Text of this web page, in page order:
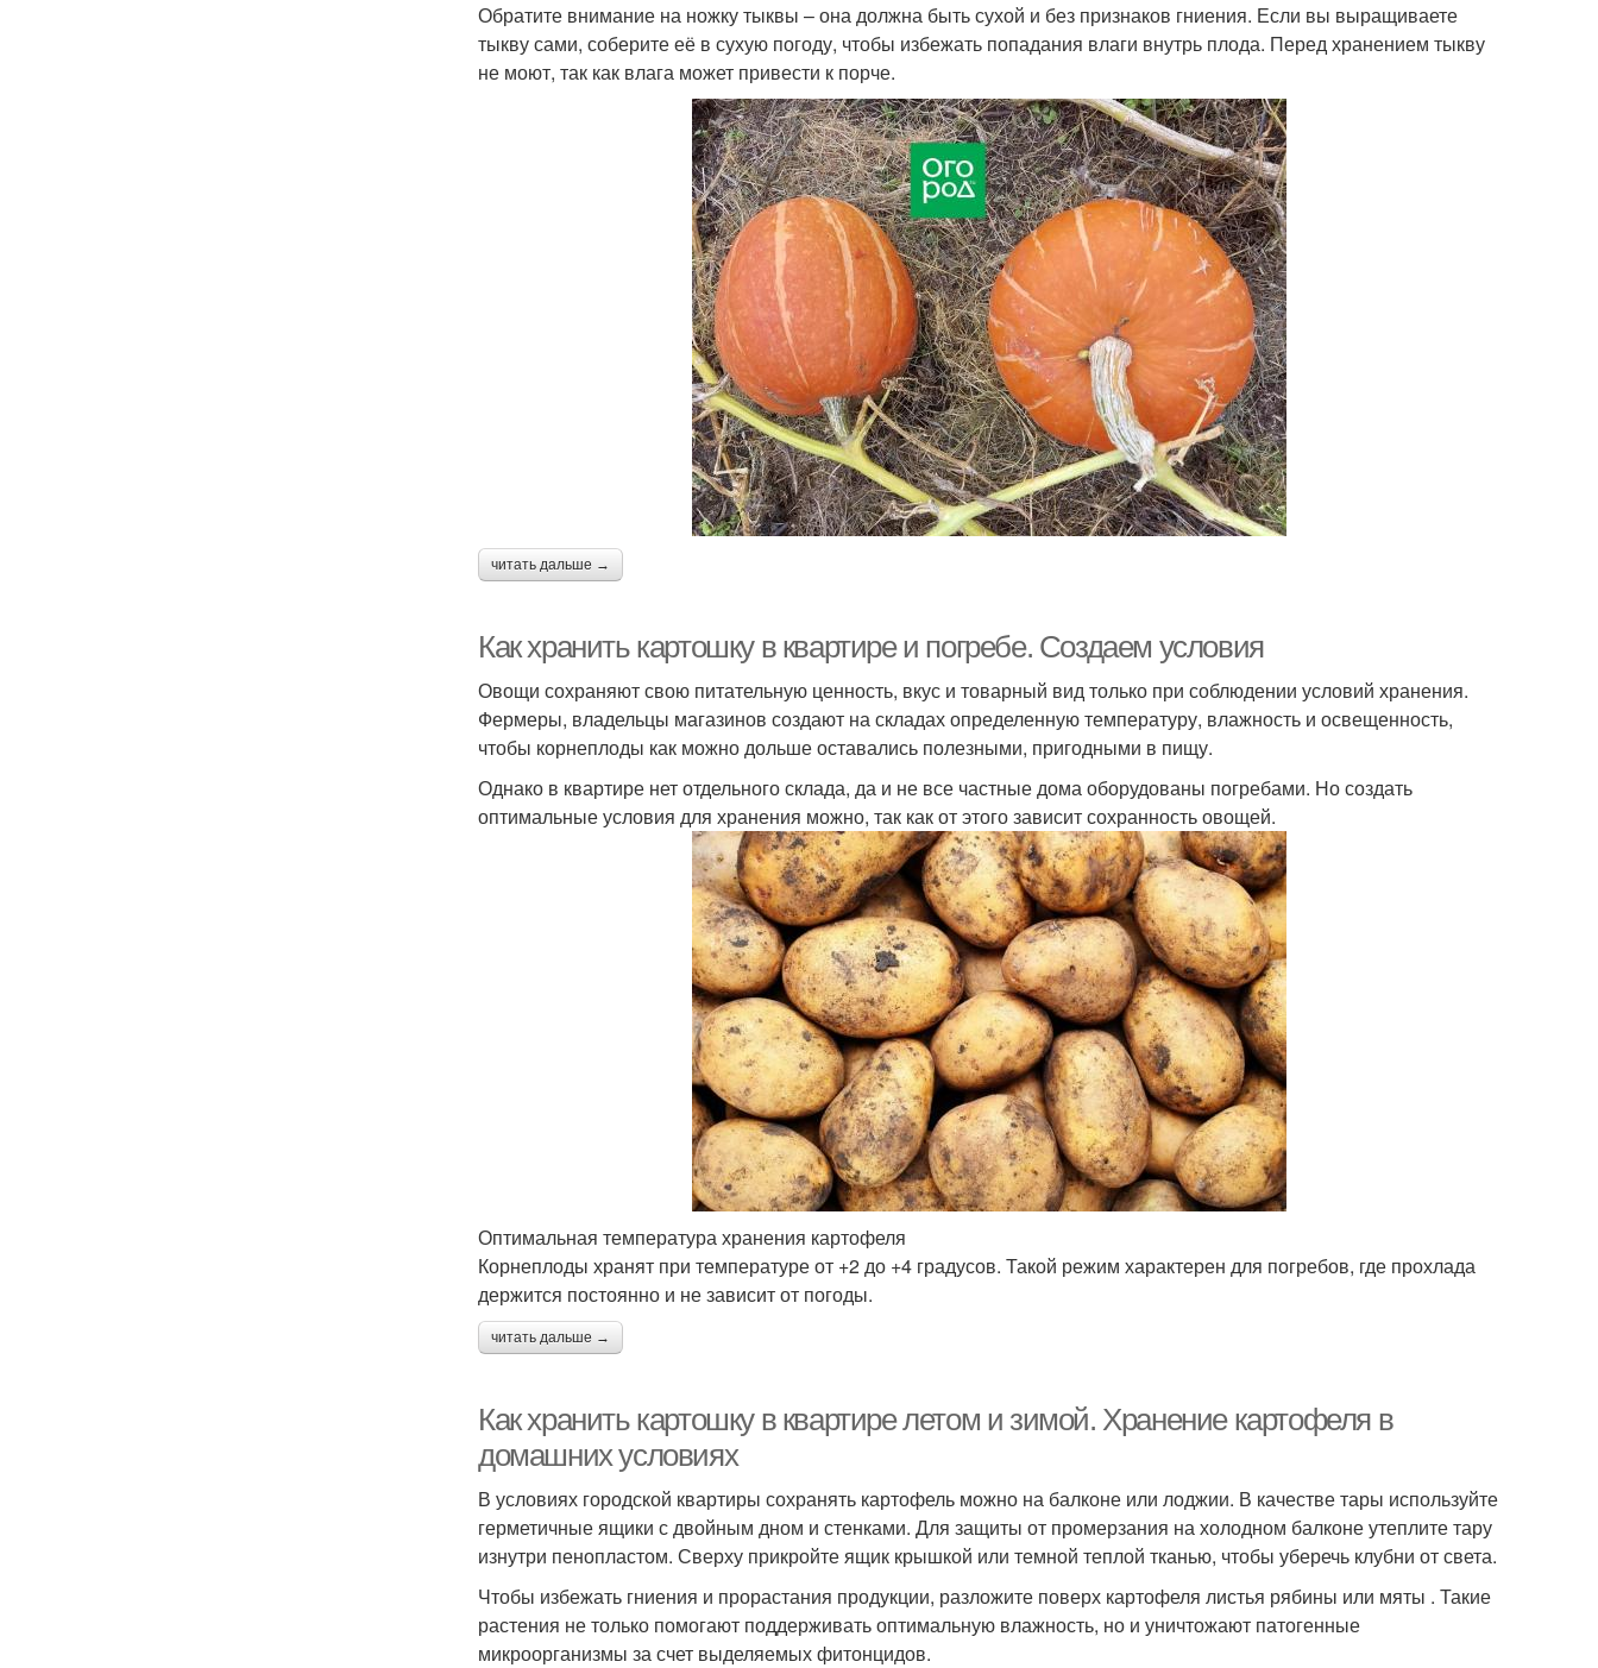
Обратите внимание на ножку тыквы – она должна быть сухой и без признаков гниения. Если вы выращиваете
тыкву сами, соберите её в сухую погоду, чтобы избежать попадания влаги внутрь плода. Перед хранением тыкву
не моют, так как влага может привести к порче.
читать дальше →
Как хранить картошку в квартире и погребе. Создаем условия
Овощи сохраняют свою питательную ценность, вкус и товарный вид только при соблюдении условий хранения.
Фермеры, владельцы магазинов создают на складах определенную температуру, влажность и освещенность,
чтобы корнеплоды как можно дольше оставались полезными, пригодными в пищу.
Однако в квартире нет отдельного склада, да и не все частные дома оборудованы погребами. Но создать
оптимальные условия для хранения можно, так как от этого зависит сохранность овощей.
Оптимальная температура хранения картофеля
Корнеплоды хранят при температуре от +2 до +4 градусов. Такой режим характерен для погребов, где прохлада
держится постоянно и не зависит от погоды.
читать дальше →
Как хранить картошку в квартире летом и зимой. Хранение картофеля в
домашних условиях
В условиях городской квартиры сохранять картофель можно на балконе или лоджии. В качестве тары используйте
герметичные ящики с двойным дном и стенками. Для защиты от промерзания на холодном балконе утеплите тару
изнутри пенопластом. Сверху прикройте ящик крышкой или темной теплой тканью, чтобы уберечь клубни от света.
Чтобы избежать гниения и прорастания продукции, разложите поверх картофеля листья рябины или мяты . Такие
растения не только помогают поддерживать оптимальную влажность, но и уничтожают патогенные
микроорганизмы за счет выделяемых фитонцидов.